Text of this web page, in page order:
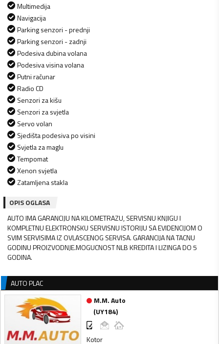
Multimedija
Navigacija
Parking senzori - prednji
Parking senzori - zadnji
Podesiva dubina volana
Podesiva visina volana
Putni računar
Radio CD
Senzori za kišu
Senzori za svjetla
Servo volan
Sjedišta podesiva po visini
Svjetla za maglu
Tempomat
Xenon svjetla
Zatamljena stakla
OPIS OGLASA
AUTO IMA GARANCIJU NA KILOMETRAZU, SERVISNU KNJIGU I
KOMPLETNU ELEKTRONSKU SERVISNU ISTORIJU SA EVIDENCIJOM O
SVIM SERVISIMA IZ OVLASCENOG SERVISA. GARANCIJA NA TACNU
GODINU PROIZVODNJE.MOGUCNOST NLB KREDITA I LIZINGA DO 5
GODINA.
AUTO PLAC
M.M. Auto
(UY184)
Kotor